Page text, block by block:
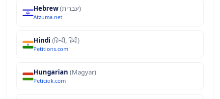
Hebrew (עברית)
Atzuma.net
Hindi (हिन्दी, हिंदी)
Petitions.com
Hungarian (Magyar)
Peticiok.com